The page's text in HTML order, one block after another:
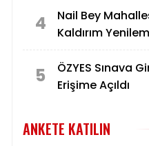
4
Nail Bey
Kaldırım
5
ÖZYES Sınava
Erişime Açıldı
ANKETE KATILIN